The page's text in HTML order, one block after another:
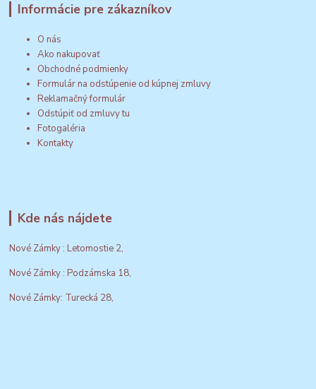
Informácie pre zákazníkov
O nás
Ako nakupovať
Obchodné podmienky
Formulár na odstúpenie od kúpnej zmluvy
Reklamačný formulár
Odstúpiť od zmluvy tu
Fotogaléria
Kontakty
Kde nás nájdete
Nové Zámky : Letomostie 2,
Nové Zámky : Podzámska 18,
Nové Zámky: Turecká 28,